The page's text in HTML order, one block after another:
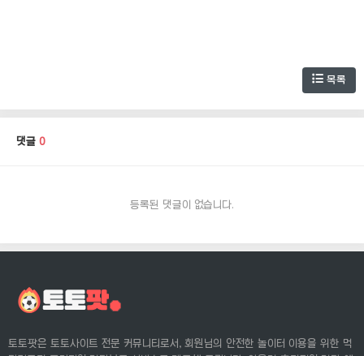
목록
댓글 0
등록된 댓글이 없습니다.
토토팟은 토토사이트 전문 커뮤니티로서, 회원님의 안전한 놀이터 이용을 위한 먹